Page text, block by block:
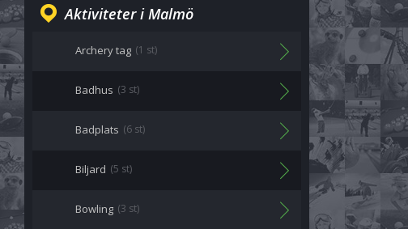
Aktiviteter i Malmö
Archery tag (1 st)
Badhus (3 st)
Badplats (6 st)
Biljard (5 st)
Bowling (3 st)